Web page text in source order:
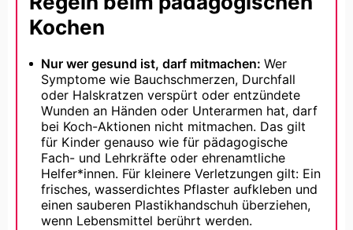
Kochen
Nur wer gesund ist, darf mitmachen: Wer
Symptome wie Bauchschmerzen, Durchfall
oder Halskratzen verspürt oder entzündete
Wunden an Händen oder Unterarmen hat, darf
bei Koch-Aktionen nicht mitmachen. Das gilt
für Kinder genauso wie für pädagogische
Fach- und Lehrkräfte oder ehrenamtliche
Helfer*innen. Für kleinere Verletzungen gilt: Ein
frisches, wasserdichtes Pflaster aufkleben und
einen sauberen Plastikhandschuh überziehen,
wenn Lebensmittel berührt werden.